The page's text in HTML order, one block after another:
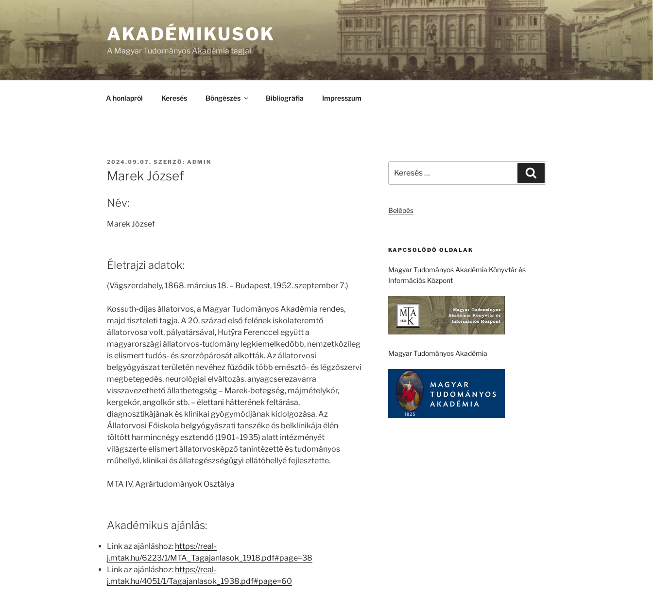
AKADÉMIKUSOK
A Magyar Tudományos Akadémia tagjai
A honlapról Keresés Böngészés Bibliográfia Impresszum
BEKÜLDVE:
2024.09.07. SZERZŐ: ADMIN
Marek József
Név:
Marek József
Életrajzi adatok:
(Vágszerdahely, 1868. március 18. – Budapest, 1952. szeptember 7.)
Kossuth-díjas állatorvos, a Magyar Tudományos Akadémia rendes,
majd tiszteleti tagja. A 20. század első felének iskolateremtő
állatorvosa volt, pályatársával, Hutÿra Ferenccel együtt a
magyarországi állatorvos-tudomány legkiemelkedőbb, nemzetközileg
is elismert tudós- és szerzőpárosát alkották. Az állatorvosi
belgyógyászat területén nevéhez fűződik több emésztő- és légzőszervi
megbetegedés, neurológiai elváltozás, anyagcserezavarra
visszavezethető állatbetegség – Marek-betegség, májmételykór,
kergekór, angolkór stb. – élettani hátterének feltárása,
diagnosztikájának és klinikai gyógymódjának kidolgozása. Az
Állatorvosi Főiskola belgyógyászati tanszéke és belklinikája élén
töltött harmincnégy esztendő (1901–1935) alatt intézményét
világszerte elismert állatorvosképző tanintézetté és tudományos
műhellyé, klinikai és állategészségügyi ellátóhellyé fejlesztette.
MTA IV. Agrártudományok Osztálya
Akadémikus ajánlás:
Link az ajánláshoz: https://real-
j.mtak.hu/6223/1/MTA_Tagajanlasok_1918.pdf#page=38
Link az ajánláshoz: https://real-
j.mtak.hu/4051/1/Tagajanlasok_1938.pdf#page=60
következő
Belépés
KAPCSOLÓDÓ OLDALAK
Magyar Tudományos Akadémia Könyvtár és
Információs Központ
Magyar Tudományos Akadémia